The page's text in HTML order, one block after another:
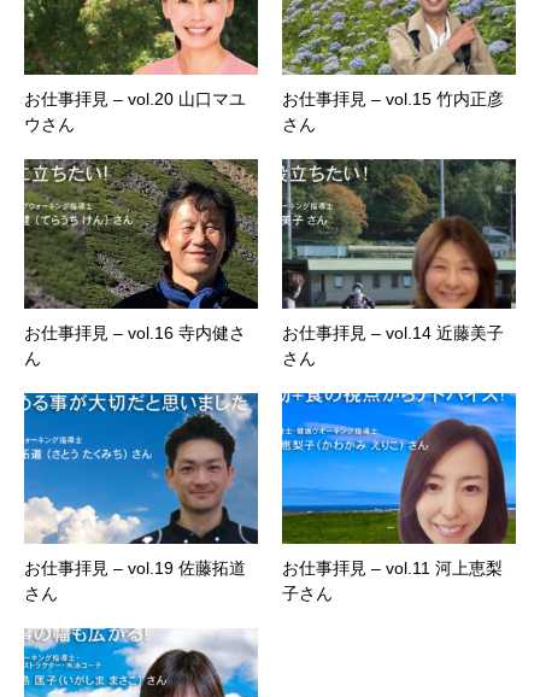
お仕事拝見 – vol.20 山口マユ
ウさん
お仕事拝見 – vol.15 竹内正彦
さん
お仕事拝見 – vol.16 寺内健さ
ん
お仕事拝見 – vol.14 近藤美子
さん
お仕事拝見 – vol.19 佐藤拓道
さん
お仕事拝見 – vol.11 河上恵梨
子さん